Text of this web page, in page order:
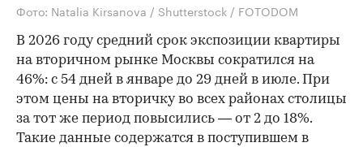
Фото: Natalia Kirsanova / Shutterstock / FOTODOM
В 2026 году средний срок экспозиции квартиры
на вторичном рынке Москвы сократился на
46%: с 54 дней в январе до 29 дней в июле. При
этом цены на вторичку во всех районах столицы
за тот же период повысились — от 2 до 18%.
Такие данные содержатся в поступившем в